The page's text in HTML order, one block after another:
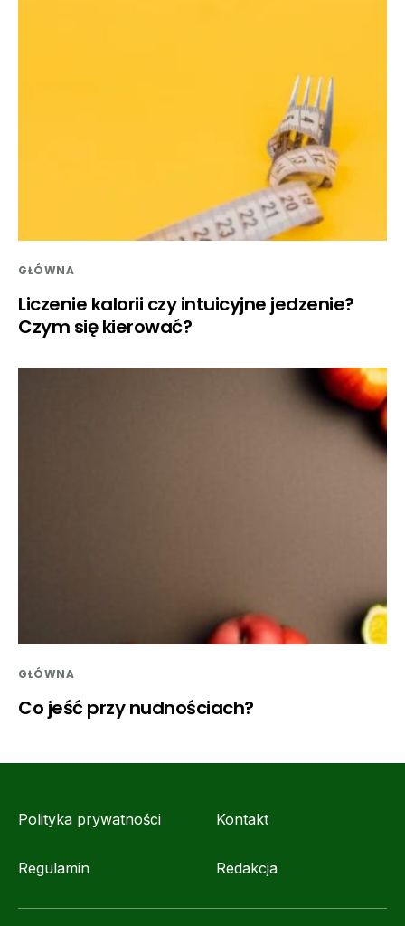
GŁÓWNA
Liczenie kalorii czy intuicyjne jedzenie?
Czym się kierować?
GŁÓWNA
Co jeść przy nudnościach?
Polityka prywatności Kontakt
Regulamin Redakcja